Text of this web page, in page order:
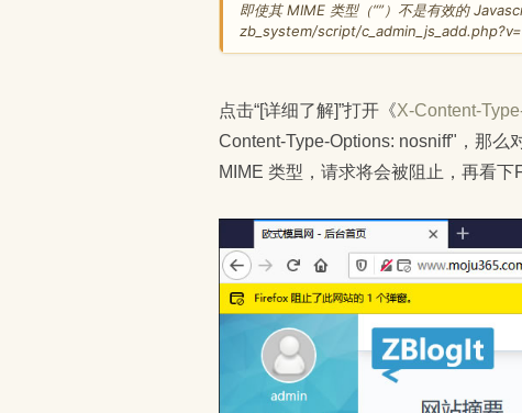
即使其 MIME 类型（“”）不是有效的
zb_system/script/
点击“[详细了解]”打开《X-Content-
Content-Type-Options: nosniff"，那么
MIME 类型，请求将会被阻止，再看